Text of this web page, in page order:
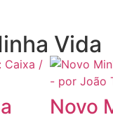
Vida
Novo